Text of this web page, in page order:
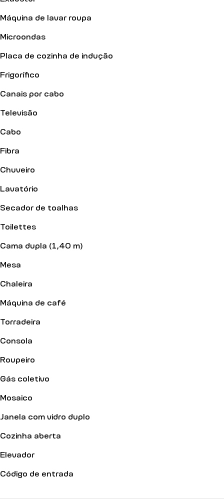
Máquina de lavar roupa
Microondas
Placa de cozinha de indução
Frigorífico
Canais por cabo
Televisão
Cabo
Fibra
Chuveiro
Lavatório
Secador de toalhas
Toilettes
Cama dupla (1,40 m)
Mesa
Chaleira
Máquina de café
Torradeira
Consola
Roupeiro
Gás coletivo
Mosaico
Janela com vidro duplo
Cozinha aberta
Elevador
Código de entrada